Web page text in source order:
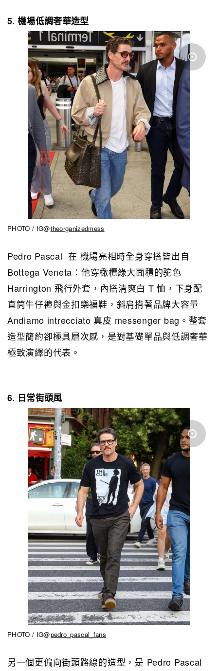
5. 機場低調奢華造型
PHOTO / IG@theorganizedmess
Pedro Pascal 在 機場亮相時全身穿搭皆出自
Bottega Veneta：他穿橄欖綠大面積的驼色
Harrington 飛行外套，內搭清爽白 T 恤，下身配
直筒牛仔褲與金扣樂福鞋，斜肩揹著品牌大容量
Andiamo intrecciato 真皮 messenger bag。整套
造型簡約卻極具層次感，是對基礎單品與低調奢華
極致演繹的代表。
6. 日常街頭風
PHOTO / IG@pedro_pascal_fans
另一個更偏向街頭路線的造型，是 Pedro Pascal